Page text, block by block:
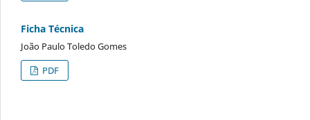
Ficha Técnica
João Paulo Toledo Gomes
PDF